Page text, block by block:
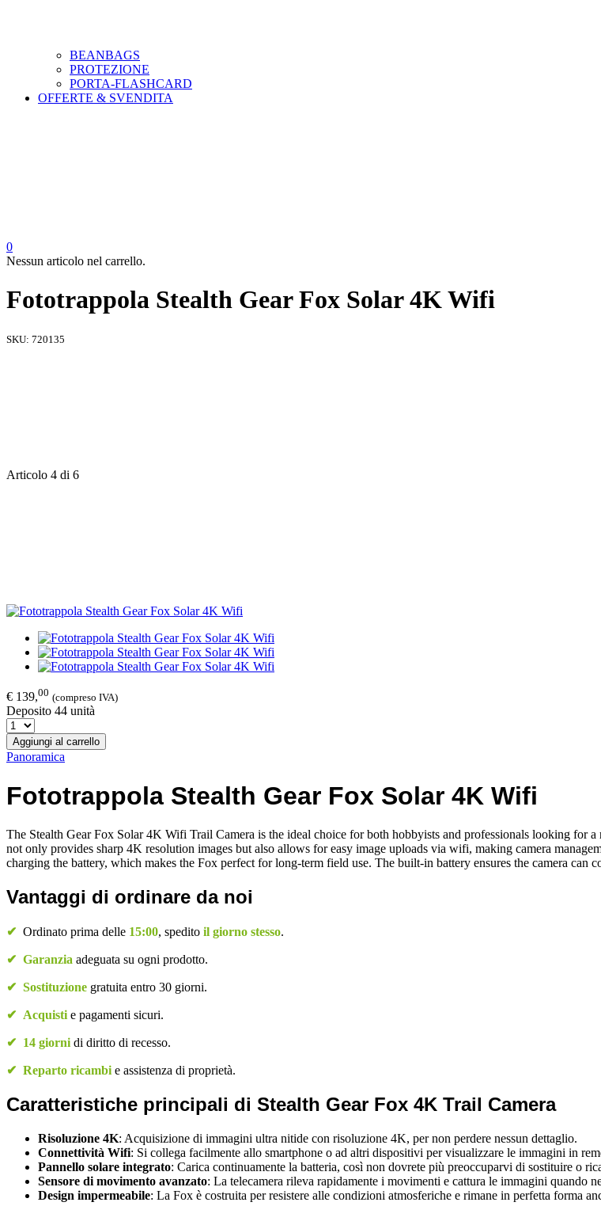
BEANBAGS
PROTEZIONE
PORTA-FLASHCARD
OFFERTE & SVENDITA
0
Nessun articolo nel carrello.
Fototrappola Stealth Gear Fox Solar 4K Wifi
SKU: 720135
Articolo 4 di 6
€ 139,00 (compreso IVA)
Deposito 44 unità
Aggiungi al carrello
Panoramica
Fototrappola Stealth Gear Fox Solar 4K Wifi
The Stealth Gear Fox Solar 4K Wifi Trail Camera is the ideal choice for both hobbyists and professionals looking for
not only provides sharp 4K resolution images but also allows for easy image uploads via wifi, making camera
charging the battery, which makes the Fox perfect for long-term field use. The built-in battery ensures the camera
Vantaggi di ordinare da noi
✔ Ordinato prima delle 15:00, spedito il giorno stesso.
✔ Garanzia adeguata su ogni prodotto.
✔ Sostituzione gratuita entro 30 giorni.
✔ Acquisti e pagamenti sicuri.
✔ 14 giorni di diritto di recesso.
✔ Reparto ricambi e assistenza di proprietà.
Caratteristiche principali di Stealth Gear Fox 4K Trail Camera
Risoluzione 4K: Acquisizione di immagini ultra nitide con risoluzione 4K, per non perdere nessun dettaglio.
Connettività Wifi: Si collega facilmente allo smartphone o ad altri dispositivi per visualizzare le immagini in
Pannello solare integrato: Carica continuamente la batteria, così non dovrete più preoccuparvi di sostituire o
Sensore di movimento avanzato: La telecamera rileva rapidamente i movimenti e cattura le immagini quando
Design impermeabile: La Fox è costruita per resistere alle condizioni atmosferiche e rimane in perfetta forma